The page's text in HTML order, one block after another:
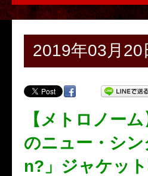
2019年03月20
【メトロノー
のニュー・シ
n?」ジャケッ